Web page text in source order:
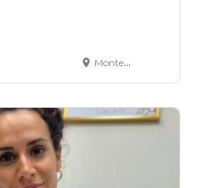
Montesilvano, PE, Italia